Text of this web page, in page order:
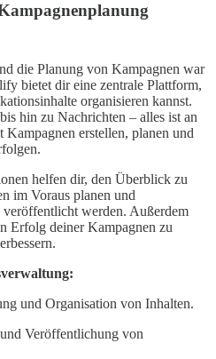
die Planung von Kampagnen war
bietet dir eine zentrale Plattform,
organisieren kannst.
hin zu Nachrichten – alles ist an
erstellen, planen und
helfen dir, den Überblick zu
im Voraus planen und
veröffentlicht werden. Außerdem
Erfolg deiner Kampagnen zu
und Organisation von Inhalten.
Veröffentlichung von